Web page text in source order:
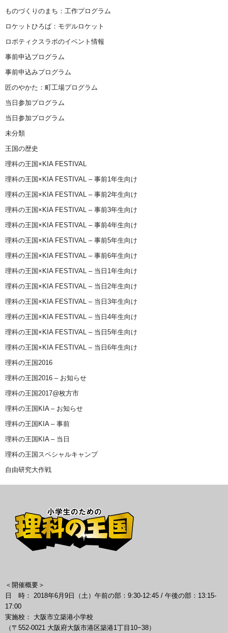
ものづくりのまち：工作プログラム
ロケットひろば：モデルロケット
ロボティクスラボのイベント情報
事前申込プログラム
事前申込みプログラム
匠のやかた：町工場プログラム
当日参加プログラム
当日参加プログラム
未分類
王国の歴史
理科の王国×KIA FESTIVAL
理科の王国×KIA FESTIVAL – 事前1年生向け
理科の王国×KIA FESTIVAL – 事前2年生向け
理科の王国×KIA FESTIVAL – 事前3年生向け
理科の王国×KIA FESTIVAL – 事前4年生向け
理科の王国×KIA FESTIVAL – 事前5年生向け
理科の王国×KIA FESTIVAL – 事前6年生向け
理科の王国×KIA FESTIVAL – 当日1年生向け
理科の王国×KIA FESTIVAL – 当日2年生向け
理科の王国×KIA FESTIVAL – 当日3年生向け
理科の王国×KIA FESTIVAL – 当日4年生向け
理科の王国×KIA FESTIVAL – 当日5年生向け
理科の王国×KIA FESTIVAL – 当日6年生向け
理科の王国2016
理科の王国2016 – お知らせ
理科の王国2017@枚方市
理科の王国KIA – お知らせ
理科の王国KIA – 事前
理科の王国KIA – 当日
理科の王国スペシャルキャンプ
自由研究大作戦
＜開催概要＞
日 時： 2018年6月9日（土）午前の部：9:30-12:45 / 午後の部：13:15-
17:00
実施校： 大阪市立築港小学校
（〒552-0021 大阪府大阪市港区築港1丁目10−38）